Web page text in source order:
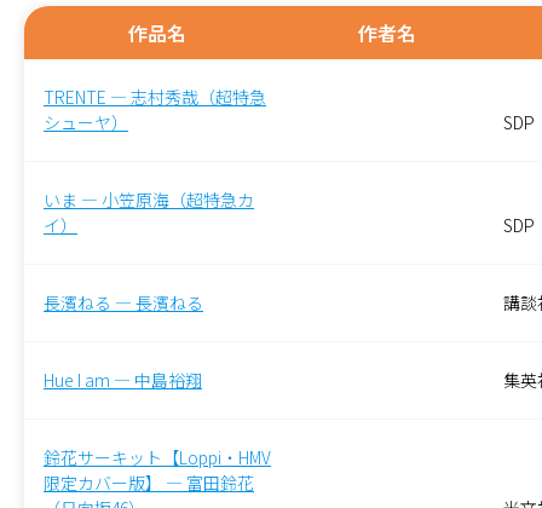
作品名 作者名
TRENTE — 志村秀哉（超特急
シューヤ）
SDP
いま — 小笠原海（超特急カ
イ）
SDP
長濱ねる — 長濱ねる 講談
Hue I am — 中島裕翔 集英
鈴花サーキット【Loppi・HMV
限定カバー版】 — 富田鈴花